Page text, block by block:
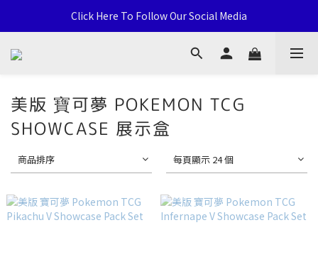
通用卡店 TCG & Sports Card 批發/零售 Distribution and Retail
Click Here To Follow Our Social Media
荃灣西樓角路138-168號 荃豐中心地下A59號舖
美版 寶可夢 POKEMON TCG
SHOWCASE 展示盒
商品排序 每頁顯示 24 個